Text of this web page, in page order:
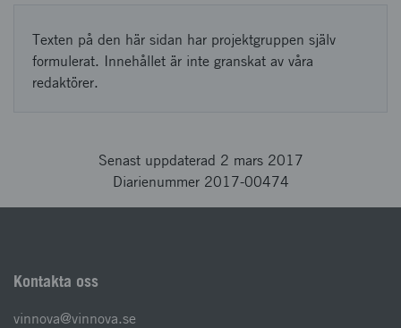
Texten på den här sidan har projektgruppen själv
formulerat. Innehållet är inte granskat av våra
redaktörer.
Senast uppdaterad 2 mars 2017
Diarienummer 2017-00474
Kontakta oss
vinnova@vinnova.se